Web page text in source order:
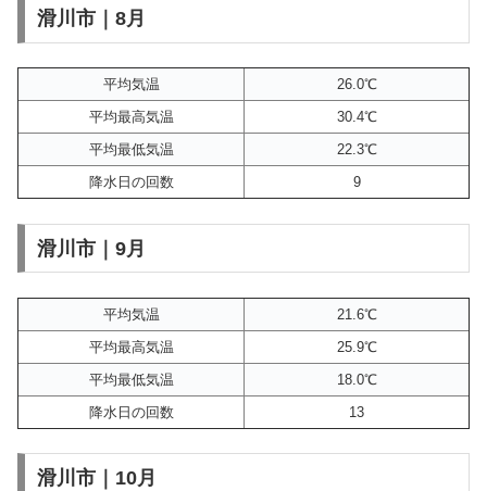
滑川市｜8月
平均気温
26.0℃
平均最高気温
30.4℃
平均最低気温
22.3℃
降水日の回数
9
滑川市｜9月
平均気温
21.6℃
平均最高気温
25.9℃
平均最低気温
18.0℃
降水日の回数
13
滑川市｜10月